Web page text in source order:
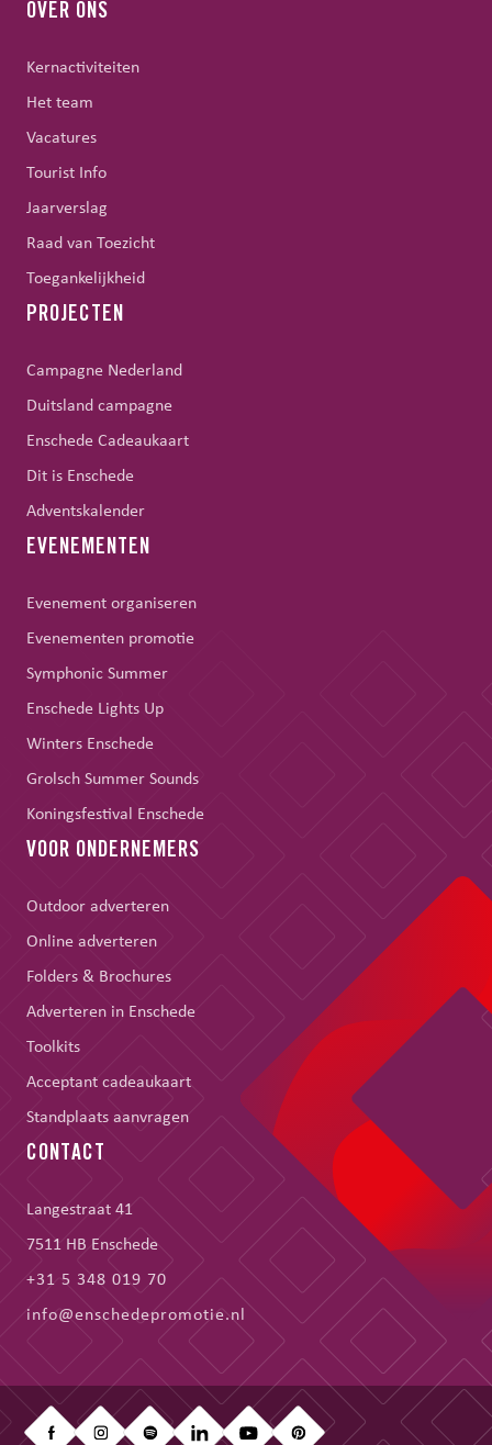
OVER ONS
Kernactiviteiten
Het team
Vacatures
Tourist Info
Jaarverslag
Raad van Toezicht
Toegankelijkheid
PROJECTEN
Campagne Nederland
Duitsland campagne
Enschede Cadeaukaart
Dit is Enschede
Adventskalender
EVENEMENTEN
Evenement organiseren
Evenementen promotie
Symphonic Summer
Enschede Lights Up
Winters Enschede
Grolsch Summer Sounds
Koningsfestival Enschede
VOOR ONDERNEMERS
Outdoor adverteren
Online adverteren
Folders & Brochures
Adverteren in Enschede
Toolkits
Acceptant cadeaukaart
Standplaats aanvragen
CONTACT
Langestraat 41
7511 HB Enschede
+31 5 348 019 70
info@enschedepromotie.nl